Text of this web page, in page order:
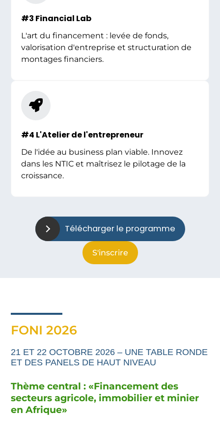
#3 Financial Lab
L'art du financement : levée de fonds,
valorisation d'entreprise et structuration de
montages financiers.
#4 L'Atelier de l'entrepreneur
De l'idée au business plan viable. Innovez
dans les NTIC et maîtrisez le pilotage de la
croissance.
Télécharger le programme
S'inscrire
FONI 2026
21 ET 22 OCTOBRE 2026 – UNE TABLE RONDE
ET DES PANELS DE HAUT NIVEAU
Thème central : «Financementdes
secteurs agricole, immobilier et minier
en Afrique»